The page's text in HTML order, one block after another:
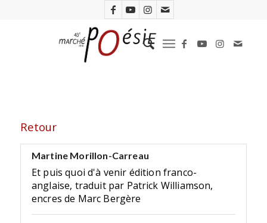
Retour
Martine Morillon-Carreau
Et puis quoi d'à venir édition franco-
anglaise, traduit par Patrick Williamson,
encres de Marc Bergère